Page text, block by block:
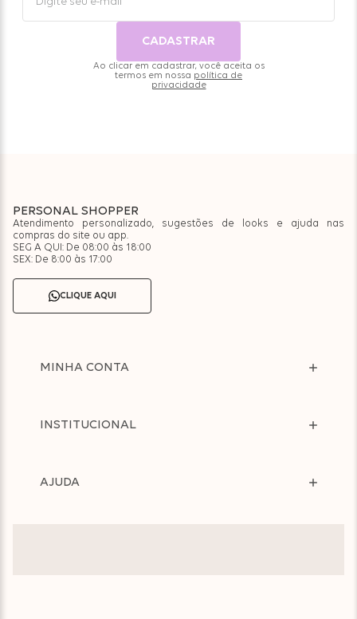
CADASTRAR
Ao clicar em cadastrar, você aceita os
termos em nossa política de
privacidade
PERSONAL SHOPPER
Atendimento personalizado, sugestões de looks e ajuda nas
compras do site ou app.
SEG A QUI: De 08:00 às 18:00
SEX: De 8:00 às 17:00
CLIQUE AQUI
MINHA CONTA
INSTITUCIONAL
AJUDA